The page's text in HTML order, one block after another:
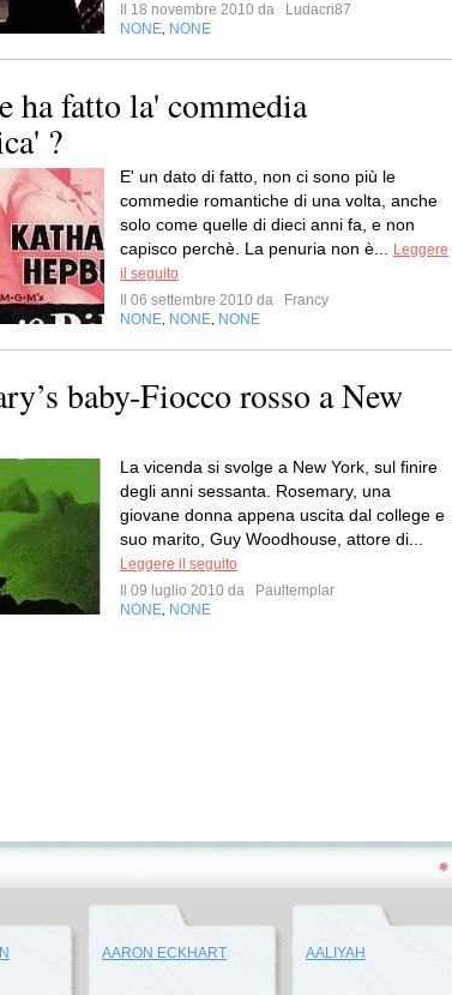
Il 18 novembre 2010 da
Ludacri87
NONE NONE
ha fatto la' commedia
?
E' un dato di fatto, non ci sono più le
commedie romantiche di una volta, anche
solo come quelle di dieci anni fa, e non
capisco perchè. La penuria non è...
Leggere
il seguito
Il 06 settembre 2010 da
Francy
NONE NONE NONE
baby-Fiocco rosso a New
La vicenda si svolge a New York, sul finire
degli anni sessanta. Rosemary, una
giovane donna appena uscita dal college e
suo marito, Guy Woodhouse, attore di...
Leggere il seguito
Il 09 luglio 2010 da
Paultemplar
NONE NONE
AARON ECKHART AALIYAH